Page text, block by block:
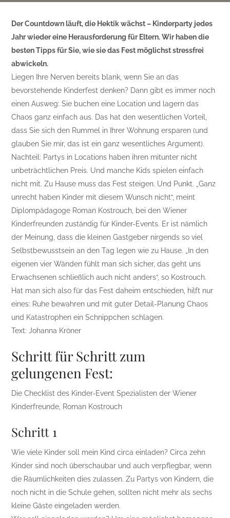
Der Countdown läuft, die Hektik wächst – Kinderparty jedes
Jahr wieder eine Herausforderung für Eltern. Wir haben die
besten Tipps für Sie, wie sie das Fest möglichst stressfrei
abwickeln.
Liegen Ihre Nerven bereits blank, wenn Sie an das
bevorstehende Kinderfest denken? Dann gibt es immer noch
einen Ausweg: Sie buchen eine Location und lagern das
Chaos ganz einfach aus. Das hat den wesentlichen Vorteil,
dass Sie sich den Rummel in Ihrer Wohnung ersparen (und
glauben Sie mir, das ist ein ganz wesentliches Argument).
Nachteil: Partys in Locations haben ihren mitunter nicht
unbeträchtlichen Preis. Und manche Kids spielen einfach
nicht mit. Zu Hause muss das Fest steigen. Und Punkt. „Ganz
unrecht haben Kinder mit diesem Wunsch nicht“, meint
Diplompädagoge Roman Kostrouch, bei den Wiener
Kinderfreunden zuständig für Kinder-Events. Er ist nämlich
der Meinung, dass die kleinen Gastgeber nirgends so viel
Selbstbewusstsein an den Tag legen wie zu Hause. „In den
eigenen vier Wänden fühlt man sich sicher, das geht uns
Erwachsenen schließlich auch nicht anders“, so Kostrouch.
Hat man sich also für das Fest daheim entschieden, hilft nur
eines: Ruhe bewahren und mit guter Detail-Planung Chaos
und Katastrophen ein Schnippchen schlagen.
Text: Johanna Kröner
Schritt für Schritt zum
gelungenen Fest:
Die Checklist des Kinder-Event Spezialisten der Wiener
Kinderfreunde, Roman Kostrouch
Schritt 1
Wie viele Kinder soll mein Kind circa einladen? Circa zehn
Kinder sind noch überschaubar und auch verpflegbar, wenn
die Räumlichkeiten dies zulassen. Zu Partys von Kindern, die
noch nicht in die Schule gehen, sollten nicht mehr als sechs
kleine Gäste eingeladen werden.